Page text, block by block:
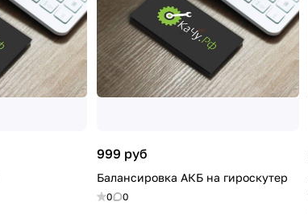
999 руб
Балансировка АКБ на гироскутер
0 0